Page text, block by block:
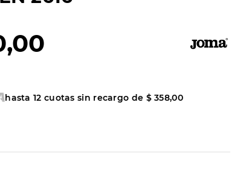
,00
hasta12 cuotas sin recargo de $ 358,00